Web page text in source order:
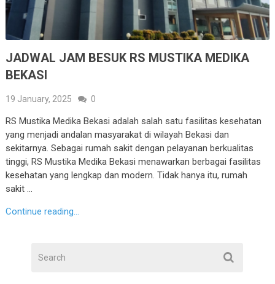
JADWAL JAM BESUK RS MUSTIKA MEDIKA
BEKASI
19 January, 2025 0
RS Mustika Medika Bekasi adalah salah satu fasilitas kesehatan
yang menjadi andalan masyarakat di wilayah Bekasi dan
sekitarnya. Sebagai rumah sakit dengan pelayanan berkualitas
tinggi, RS Mustika Medika Bekasi menawarkan berbagai fasilitas
kesehatan yang lengkap dan modern. Tidak hanya itu, rumah
sakit …
Continue reading...